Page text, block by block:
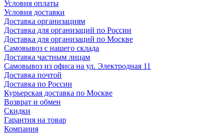
Условия оплаты
Условия доставки
Доставка организациям
Доставка для организаций по России
Доставка для организаций по Москве
Самовывоз с нашего склада
Доставка частным лицам
Самовывоз из офиса на ул. Электродная 11
Доставка почтой
Доставка по России
Курьерская доставка по Москве
Возврат и обмен
Скидки
Гарантия на товар
Компания